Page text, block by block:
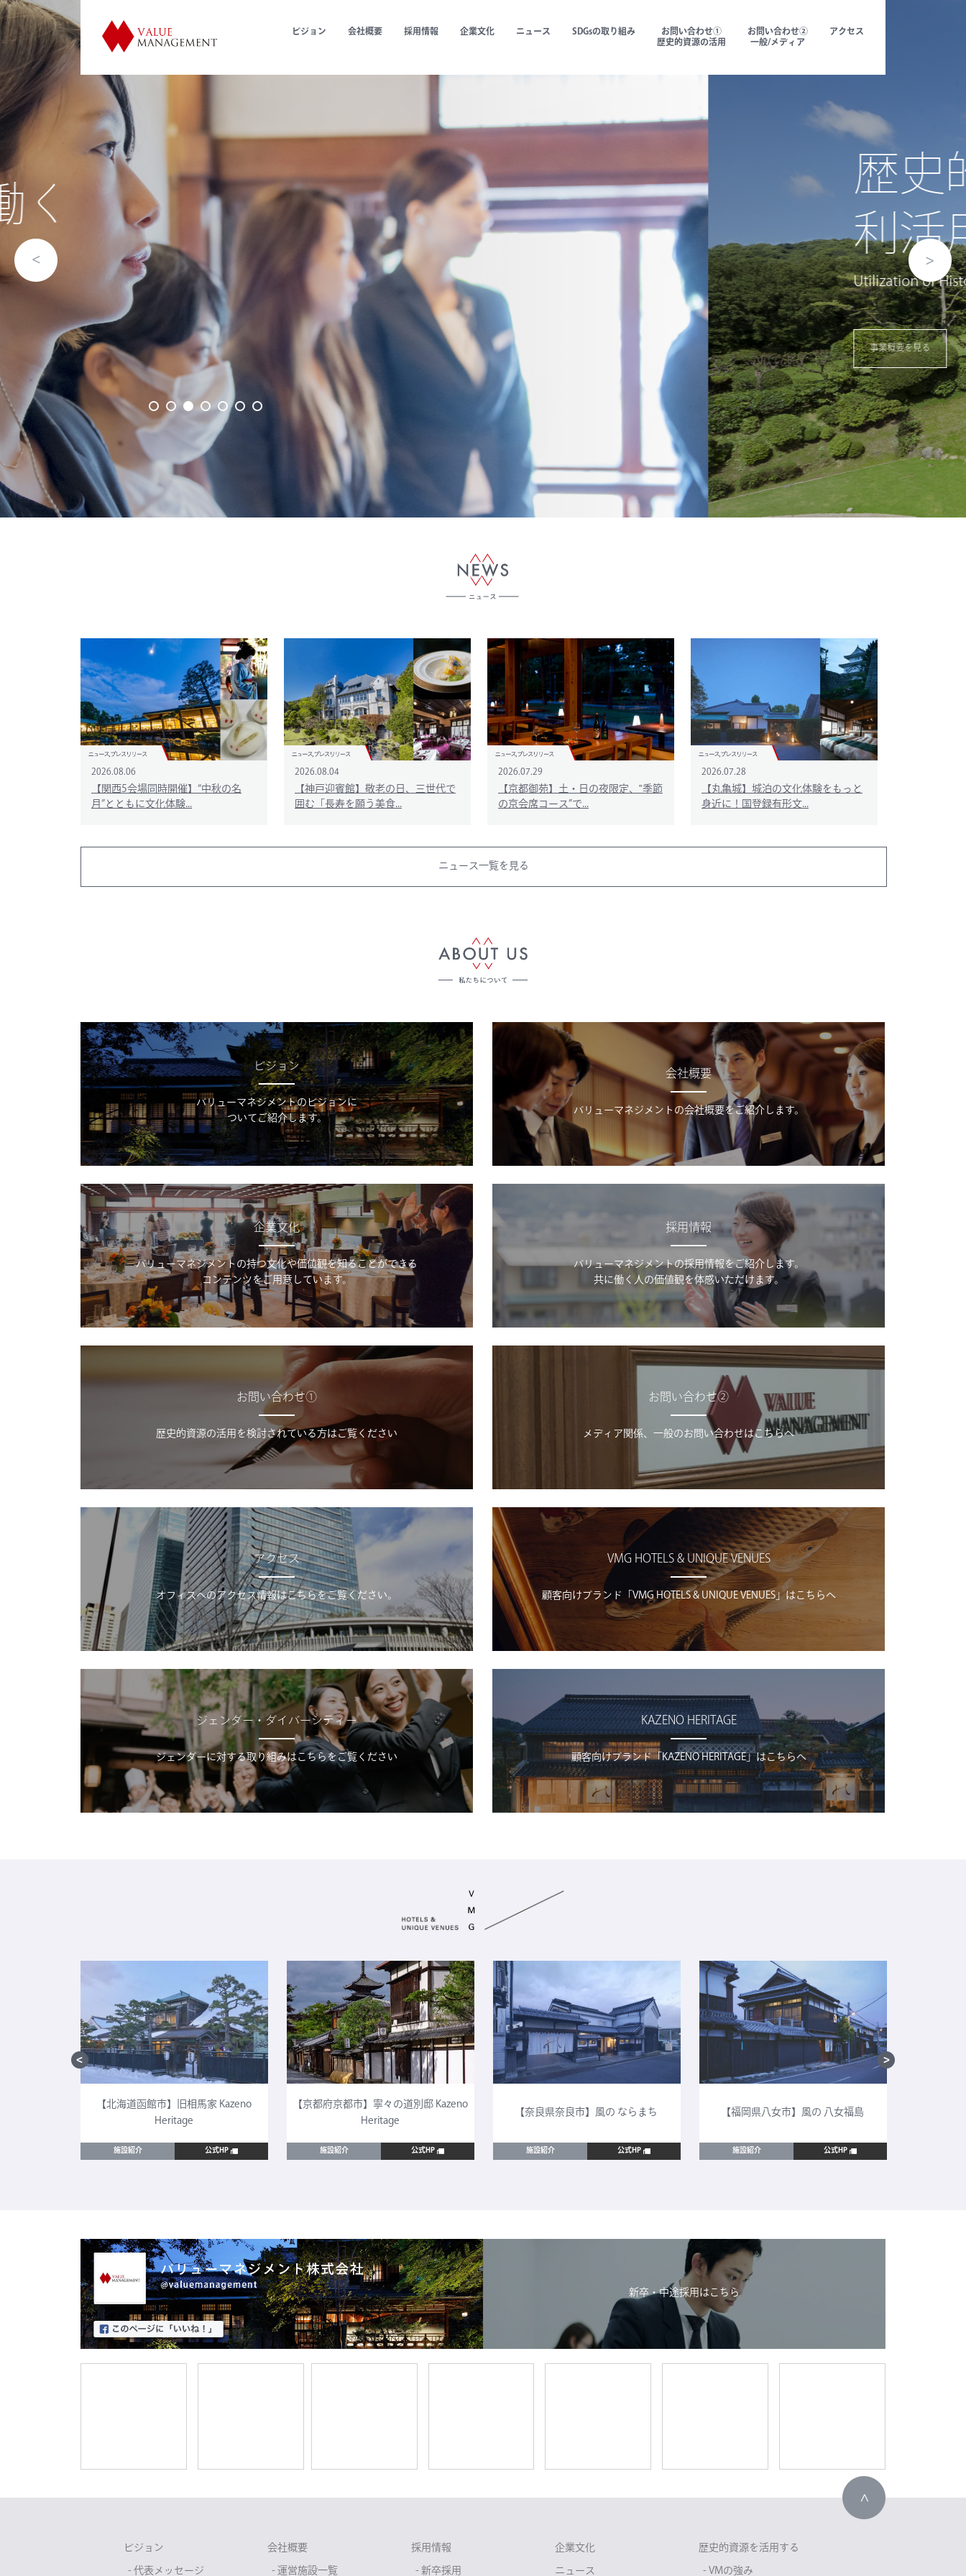
ビジョン 会社概要 採用情報 企業文化 ニュース SDGsの取り組み
お問い合わせ①
歴史的資源の活用
お問い合わせ②
一般/メディア
アクセス
歴史的建造物の
利活用
Utilization of Historical Facilities
事業概要を見る
2026.08.06
【関西5会場同時開催】“中秋の名
月”とともに文化体験...
2026.08.04
【神戸迎賓館】敬老の日、三世代で
囲む「長寿を願う美食...
2026.07.29
【京都御苑】土・日の夜限定、‟季節
の京会席コース”で...
2026.07.28
【丸亀城】城泊の文化体験をもっと
身近に！国登録有形文...
ニュース一覧を見る
ビジョン
バリューマネジメントのビジョンに
ついてご紹介します。
会社概要
バリューマネジメントの会社概要をご紹介します。
企業文化
バリューマネジメントの持つ文化や価値観を知ることができる
コンテンツをご用意しています。
採用情報
バリューマネジメントの採用情報をご紹介します。
共に働く人の価値観を体感いただけます。
お問い合わせ①
歴史的資源の活用を検討されている方はご覧ください
お問い合わせ②
メディア関係、一般のお問い合わせはこちらへ
アクセス
オフィスへのアクセス情報はこちらをご覧ください。
VMG HOTELS & UNIQUE VENUES
顧客向けブランド「VMG HOTELS & UNIQUE VENUES」はこちらへ
ジェンダー・ダイバーシティー
ジェンダーに対する取り組みはこちらをご覧ください
KAZENO HERITAGE
顧客向けブランド「KAZENO HERITAGE」はこちらへ
【北海道函館市】旧相馬家 Kazeno
Heritage
施設紹介 公式HP
【京都府京都市】寧々の道別邸 Kazeno
Heritage
施設紹介 公式HP
【奈良県奈良市】風の ならまち
施設紹介 公式HP
【福岡県八女市】風の 八女福島
施設紹介 公式HP
新卒・中途採用はこちら
ビジョン
- 代表メッセージ
会社概要
- 運営施設一覧
採用情報
- 新卒採用
企業文化
ニュース
歴史的資源を活用する
- VMの強み